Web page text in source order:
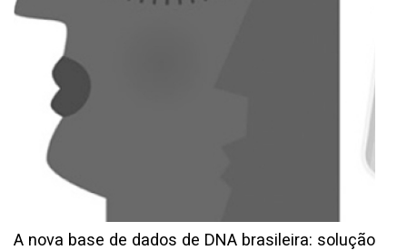
A nova base de dados de DNA brasileira: solução